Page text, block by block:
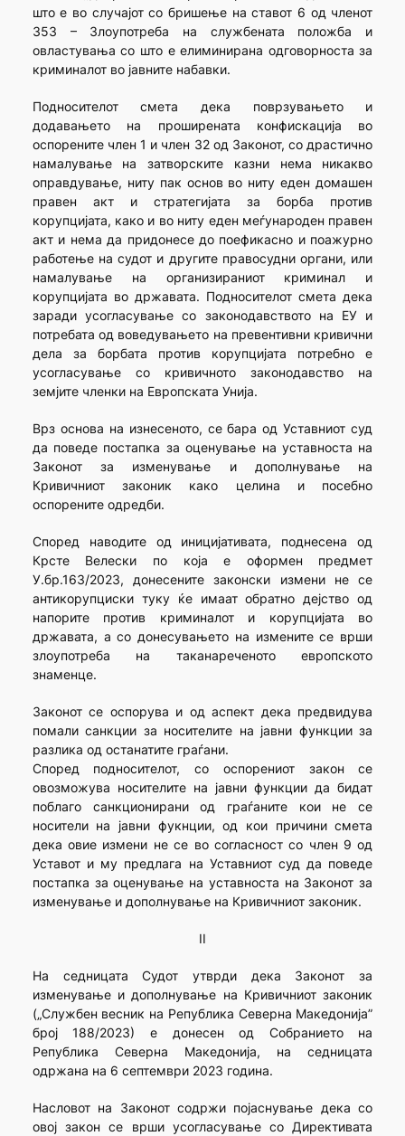
што е во случајот со бришење на ставот 6 од членот
353 – Злоупотреба на службената положба и
овластувања со што е елиминирана одговорноста за
криминалот во јавните набавки.
Подносителот смета дека поврзувањето и
додавањето на проширената конфискација во
оспорените член 1 и член 32 од Законот, со драстично
намалување на затворските казни нема никакво
оправдување, ниту пак основ во ниту еден домашен
правен акт и стратегијата за борба против
корупцијата, како и во ниту еден меѓународен правен
акт и нема да придонесе до поефикасно и поажурно
работење на судот и другите правосудни органи, или
намалување на организираниот криминал и
корупцијата во државата. Подносителот смета дека
заради усогласување со законодавството на ЕУ и
потребата од воведувањето на превентивни кривични
дела за борбата против корупцијата потребно е
усогласување со кривичното законодавство на
земјите членки на Европската Унија.
Врз основа на изнесеното, се бара од Уставниот суд
да поведе постапка за оценување на уставноста на
Законот за изменување и дополнување на
Кривичниот законик како целина и посебно
оспорените одредби.
Според наводите од иницијативата, поднесена од
Крсте Велески по која е оформен предмет
У.бр.163/2023, донесените законски измени не се
антикорупциски туку ќе имаат обратно дејство од
напорите против криминалот и корупцијата во
државата, а со донесувањето на измените се врши
злоупотреба на таканареченото европското
знаменце.
Законот се оспорува и од аспект дека предвидува
помали санкции за носителите на јавни функции за
разлика од останатите граѓани.
Според подносителот, со оспорениот закон се
овозможува носителите на јавни функции да бидат
поблаго санкционирани од граѓаните кои не се
носители на јавни фукнции, од кои причини смета
дека овие измени не се во согласност со член 9 од
Уставот и му предлага на Уставниот суд да поведе
постапка за оценување на уставноста на Законот за
изменување и дополнување на Кривичниот законик.
II
На седницата Судот утврди дека Законот за
изменување и дополнување на Кривичниот законик
(„Службен весник на Република Северна Македонија”
број 188/2023) е донесен од Собранието на
Република Северна Македонија, на седницата
одржана на 6 септември 2023 година.
Насловот на Законот содржи појаснување дека со
овој закон се врши усогласување со Директивата